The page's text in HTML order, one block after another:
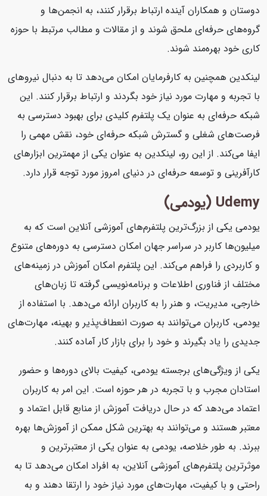
دوستان و همکاران آینده ارتباط برقرار کنند، به انجمن‌ها و
گروه‌های حرفه‌ای ملحق شوند و از مقالات و مطالب مرتبط با حوزه
کاری خود بهره‌مند شوند.
لینکدین همچنین به کارفرمایان امکان می‌دهد تا به دنبال نیروهای
با تجربه و مهارت مورد نیاز خود بگردند و ارتباط برقرار کنند. این
شبکه حرفه‌ای به عنوان یک پلتفرم کلیدی برای بهبود دسترسی به
فرصت‌های شغلی و گسترش شبکه حرفه‌ای خود، نقش مهمی را
ایفا می‌کند. از این رو، لینکدین به عنوان یکی از مهمترین ابزارهای
کارآفرینی و توسعه حرفه‌ای در دنیای امروز مورد توجه قرار دارد.
Udemy (یودمی)
یودمی یکی از بزرگ‌ترین پلتفرم‌های آموزشی آنلاین است که به
میلیون‌ها کاربر در سراسر جهان امکان دسترسی به دوره‌های متنوع
و کاربردی را فراهم می‌کند. این پلتفرم امکان آموزش در زمینه‌های
مختلف از فناوری اطلاعات و برنامه‌نویسی گرفته تا زبان‌های
خارجی، مدیریت، و هنر را به کاربران ارائه می‌دهد. با استفاده از
یودمی، کاربران می‌توانند به صورت انعطاف‌پذیر و بهینه، مهارت‌های
جدیدی را یاد بگیرند و خود را برای بازار کار آماده کنند.
یکی از ویژگی‌های برجسته یودمی، کیفیت بالای دوره‌ها و حضور
استادان مجرب و با تجربه در هر حوزه است. این امر به کاربران
اعتماد می‌دهد که در حال دریافت آموزش از منابع قابل اعتماد و
معتبر هستند و می‌توانند به بهترین شکل ممکن از آموزش‌ها بهره
ببرند. به طور خلاصه، یودمی به عنوان یکی از معتبرترین و
موثرترین پلتفرم‌های آموزشی آنلاین، به افراد امکان می‌دهد تا به
راحتی و با کیفیت، مهارت‌های مورد نیاز خود را ارتقا دهند و به